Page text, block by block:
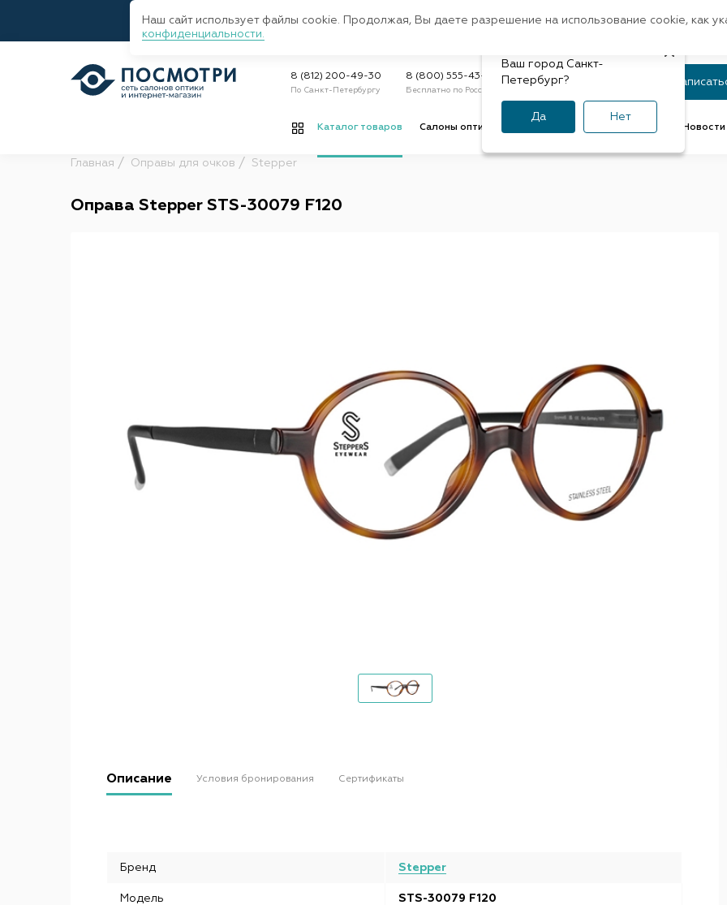
Регион:Санкт-Петербург Быстрая
8 (812) 200-49-30
По Санкт-Петербургу
8 (800) 555-43-47
Бесплатно по России
Статус заказа
Каталог товаров Салоны оптики Новости
Главная Оправы для очков Stepper
Оправа Stepper STS-30079 F120
Описание Условия бронирования Сертификаты
Бренд Stepper
Модель STS-30079 F120
Ваш город Санкт-
Петербург?
Да Нет
Наш сайт использует файлы cookie. Продолжая, Вы даете разрешение на использование cookie, как
конфиденциальности.